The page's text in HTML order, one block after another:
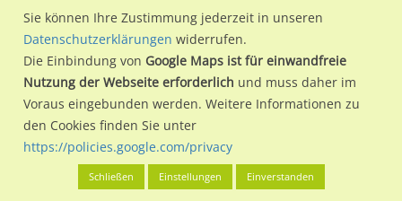
FernUniversität.
Wir erheben für jede unserer Werbeflächen individuelle und
aktuelleStandortinformationenundLeistungswerte. Damit
kannst du dich schon vor der Buchung im Detail über den
Standort, seine Reichweite und Werbewirkung sowie
eventuelle Beschränkungen in den zugelassenen
Werbeinhalten informieren.
Alles klar? Dann findest du direkt im unteren Teil dieser Seite
Sie können Ihre Zustimmung jederzeit in unseren
Datenschutzerklärungen widerrufen.
Die Einbindung von Google Maps ist für einwandfreie
Nutzung der Webseite erforderlich und muss daher im
Voraus eingebunden werden. Weitere Informationen zu
den Cookies finden Sie unter
https://policies.google.com/privacy
Schließen Einstellungen Einverstanden